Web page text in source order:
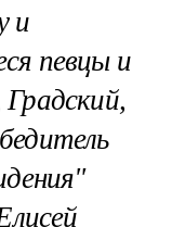
и
певцы и